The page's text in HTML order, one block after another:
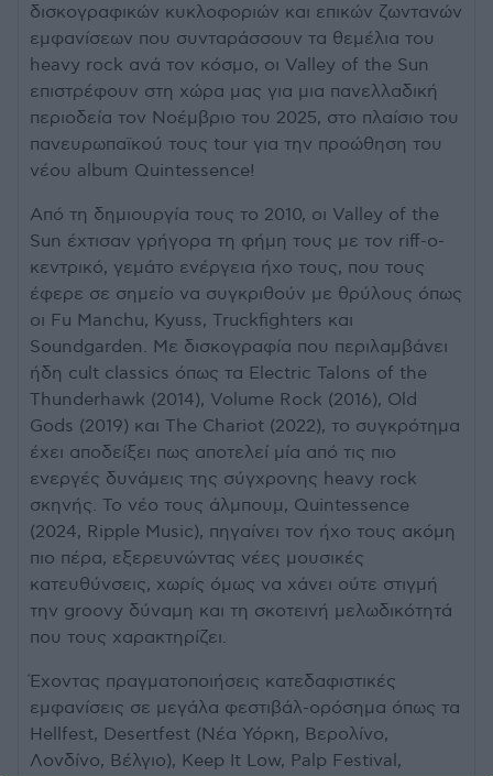
δισκογραφικών κυκλοφοριών και επικών ζωντανών
εμφανίσεων που συνταράσσουν τα θεμέλια του
heavy rock ανά τον κόσμο, οι Valley of the Sun
επιστρέφουν στη χώρα μας για μια πανελλαδική
περιοδεία τον Νοέμβριο του 2025, στο πλαίσιο του
πανευρωπαϊκού τους tour για την προώθηση του
νέου album Quintessence!
Από τη δημιουργία τους το 2010, οι Valley of the
Sun έχτισαν γρήγορα τη φήμη τους με τον riff-ο-
κεντρικό, γεμάτο ενέργεια ήχο τους, που τους
έφερε σε σημείο να συγκριθούν με θρύλους όπως
οι Fu Manchu, Kyuss, Truckfighters και
Soundgarden. Με δισκογραφία που περιλαμβάνει
ήδη cult classics όπως τα Electric Talons of the
Thunderhawk (2014), Volume Rock (2016), Old
Gods (2019) και The Chariot (2022), το συγκρότημα
έχει αποδείξει πως αποτελεί μία από τις πιο
ενεργές δυνάμεις της σύγχρονης heavy rock
σκηνής. Το νέο τους άλμπουμ, Quintessence
(2024, Ripple Music), πηγαίνει τον ήχο τους ακόμη
πιο πέρα, εξερευνώντας νέες μουσικές
κατευθύνσεις, χωρίς όμως να χάνει ούτε στιγμή
την groovy δύναμη και τη σκοτεινή μελωδικότητά
που τους χαρακτηρίζει.
Έχοντας πραγματοποιήσεις κατεδαφιστικές
εμφανίσεις σε μεγάλα φεστιβάλ-ορόσημα όπως τα
Hellfest, Desertfest (Νέα Υόρκη, Βερολίνο,
Λονδίνο, Βέλγιο), Keep It Low, Palp Festival,